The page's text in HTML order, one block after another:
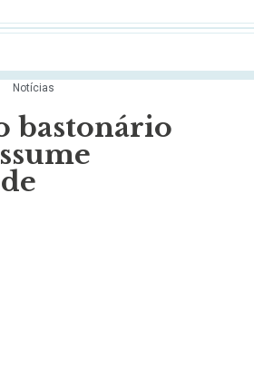
Notícias
bastonário